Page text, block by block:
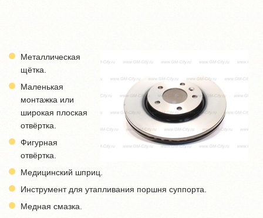
Металлическая
щётка.
Маленькая
монтажка или
широкая плоская
отвёртка.
Фигурная
отвёртка.
Медицинский шприц.
Инструмент для утапливания поршня суппорта.
Медная смазка.